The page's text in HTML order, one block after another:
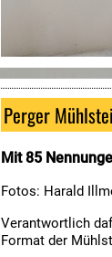
Perger
Mit 85
Fotos: Harald
Verantwortlich
Format der